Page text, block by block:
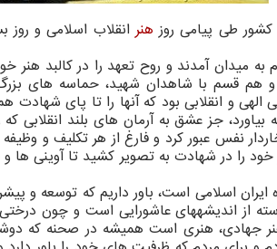
طی پیامی روز هنر انقلاب اسلامی و روز
به میدان آمدند و روح تعهد را در كالبد
هم قسم با شاهدان شهید، حماسه های
الهی و انقلابی بود كه آنها را تا پای شهادت
جز عشق به آرمان های بلند انقلابی
نفس عبور كرد و فارغ از هر تكلیف و
را در شهادت به تصویر كشید تا آوینی ها و
اسلامی است، باور داریم كه توسعه و
از اندیشههای عاشورایی است و چون
جهادی، هنری است همیشه در صحنه كه